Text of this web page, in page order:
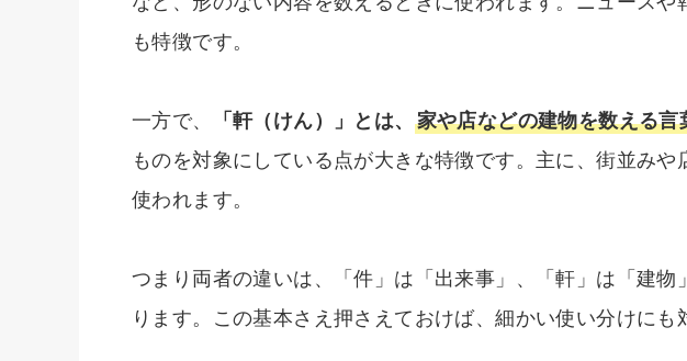
も特徴です。
一方で、 「軒（けん）」とは、 家や店などの建物を数える言
ものを対象にしている点が大きな特徴です。主に、街並みや
使われます。
つまり両者の違いは、「件」は「出来事」、「軒」は「建物
ります。この基本さえ押さえておけば、細かい使い分けにも